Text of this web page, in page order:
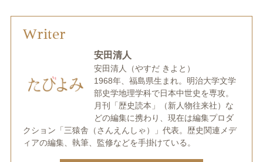
Writer
安田清人
安田清人
（やすだ きよと）
1968年、福島県生まれ。明治大学文学
部史学地理学科で日本中世史を専攻。
月刊「歴史読本」（新人物往来社）な
どの編集に携わり、現在は編集プロダ
クション「三猿舎（さんえんしゃ）」代表。歴史関連メデ
ィアの編集、執筆、監修などを手掛けている。